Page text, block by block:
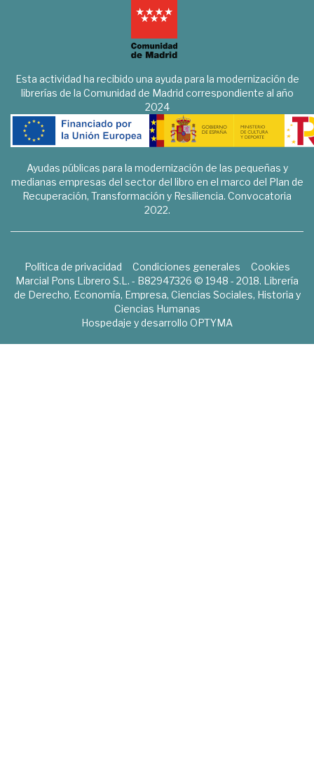
Esta actividad ha recibido una ayuda para la modernización de
librerías de la Comunidad de Madrid correspondiente al año
2024
Ayudas públicas para la modernización de las pequeñas y
medianas empresas del sector del libro en el marco del Plan de
Recuperación, Transformación y Resiliencia. Convocatoria
2022.
Política de privacidad Condiciones generales
Cookies
Marcial Pons Librero S.L. - B82947326 © 1948 - 2018. Librería
de Derecho, Economía, Empresa, Ciencias Sociales, Historia y
Ciencias Humanas
Hospedaje y desarrollo OPTYMA